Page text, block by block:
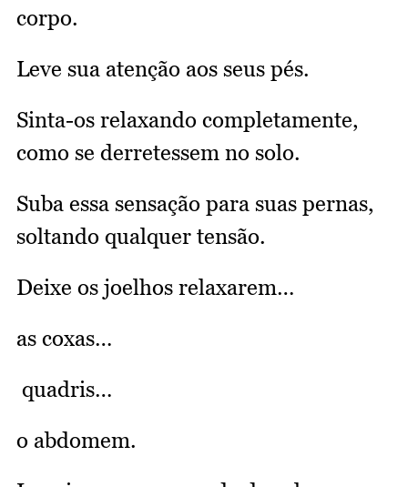
corpo.
Leve sua atenção aos seus pés.
Sinta-os relaxando completamente,
como se derretessem no solo.
Suba essa sensação para suas pernas,
soltando qualquer tensão.
Deixe os joelhos relaxarem…
as coxas…
quadris…
o abdomem.